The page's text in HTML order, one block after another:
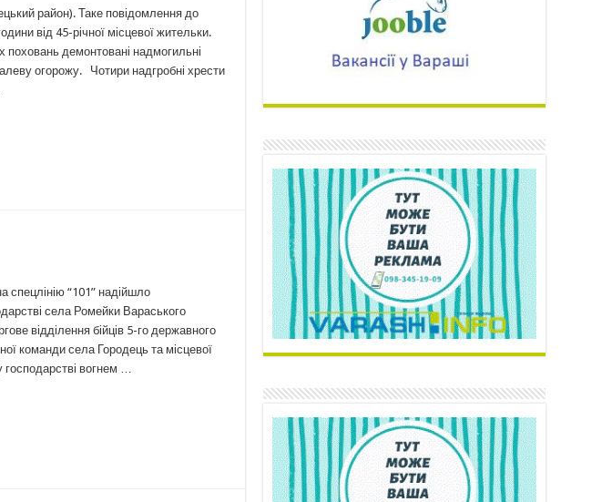
район). Таке повідомлення до
від 45-річної місцевої жительки.
поховань демонтовані надмогильні
огорожу. Чотири надгробні хрести
“101” надійшло
села Ромейки Вараського
відділення бійців 5-го державного
команди села Городець та місцевої
вогнем …